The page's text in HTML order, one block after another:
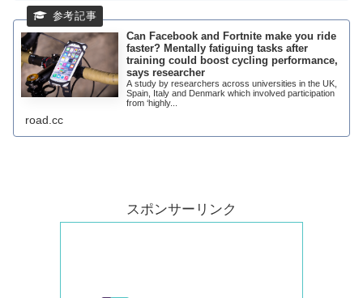
Can Facebook and Fortnite make you ride
faster? Mentally fatiguing tasks after
training could boost cycling performance,
says researcher
A study by researchers across universities in the UK,
Spain, Italy and Denmark which involved participation
from ‘highly...
road.cc
スポンサーリンク